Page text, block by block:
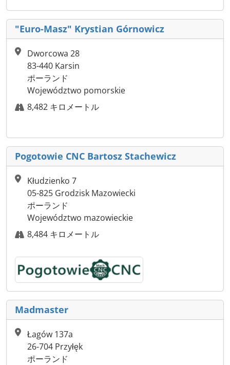
"Euro-Masz" Krystian Górnowicz
Dworcowa 28
83-440 Karsin
ポーランド
Województwo pomorskie
8,482 キロメートル
Pogotowie CNC Bartosz Stachewicz
Kłudzienko 7
05-825 Grodzisk Mazowiecki
ポーランド
Województwo mazowieckie
8,484 キロメートル
Madmaster
Łagów 137a
26-704 Przyłęk
ポーランド